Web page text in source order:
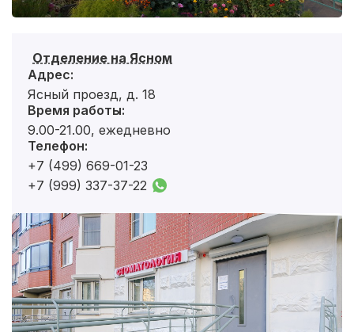
Отделение на Ясном
Адрес:
Ясный проезд, д. 18
Время работы:
9.00-21.00, ежедневно
Телефон:
+7 (499) 669-01-23
+7 (999) 337-37-22